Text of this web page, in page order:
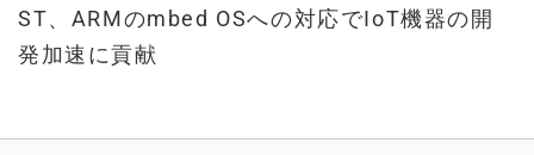
ST、ARMのmbed OSへの対応でIoT機器の開
発加速に貢献